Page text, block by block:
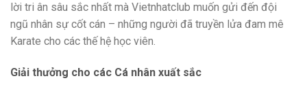
lời tri ân sâu sắc nhất mà Vietnhatclub muốn gửi đến đội
ngũ nhân sự cốt cán – những người đã truyền lửa đam mê
Karate cho các thế hệ học viên.
Giải thưởng cho các Cá nhân xuất sắc